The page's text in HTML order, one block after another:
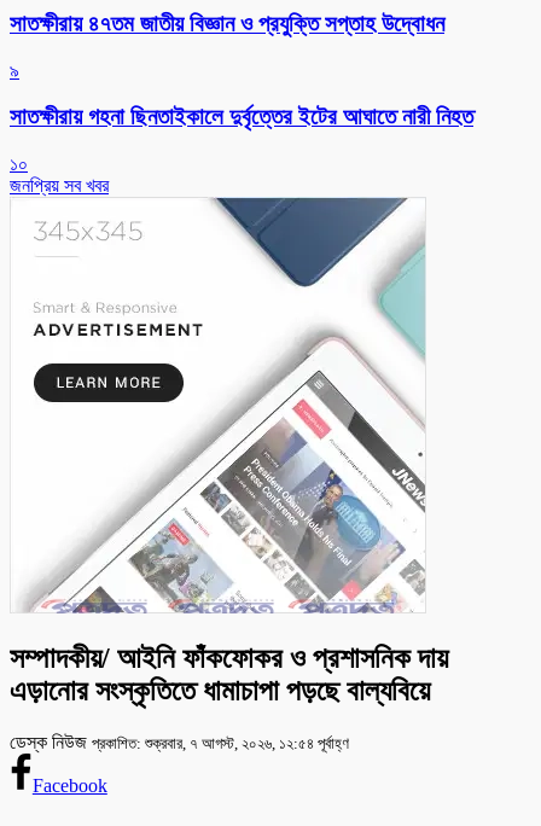
সাতক্ষীরায় ৪৭তম জাতীয় বিজ্ঞান ও প্রযুক্তি সপ্তাহ উদ্বোধন
৯
সাতক্ষীরায় গহনা ছিনতাইকালে দুর্বৃত্তের ইটের আঘাতে নারী নিহত
১০
জনপ্রিয় সব খবর
সম্পাদকীয়/ আইনি ফাঁকফোকর ও প্রশাসনিক দায়
এড়ানোর সংস্কৃতিতে ধামাচাপা পড়ছে বাল্যবিয়ে
ডেস্ক নিউজ প্রকাশিত: শুক্রবার, ৭ আগস্ট, ২০২৬, ১২:৫৪ পূর্বাহ্ণ
Facebook